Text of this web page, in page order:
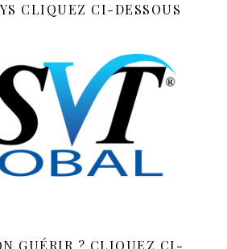
CLIQUEZ CI-DESSOUS
GUÉRIR ? CLIQUEZ CI-